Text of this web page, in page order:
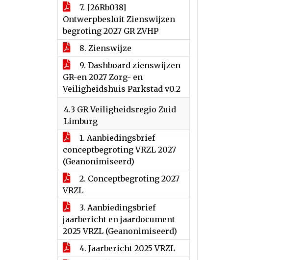
7. [26Rb038]
Ontwerpbesluit Zienswijzen
begroting 2027 GR ZVHP
8. Zienswijze
9. Dashboard zienswijzen
GR-en 2027 Zorg- en
Veiligheidshuis Parkstad v0.2
4.3 GR Veiligheidsregio Zuid
Limburg
1. Aanbiedingsbrief
conceptbegroting VRZL 2027
(Geanonimiseerd)
2. Conceptbegroting 2027
VRZL
3. Aanbiedingsbrief
jaarbericht en jaardocument
2025 VRZL (Geanonimiseerd)
4. Jaarbericht 2025 VRZL